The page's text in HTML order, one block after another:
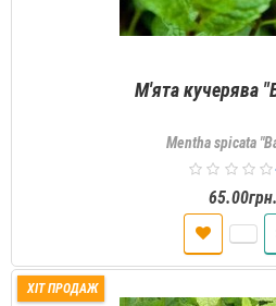
М'ята кучерява
Mentha spicata
65.00грн.
ХІТ ПРОДАЖ